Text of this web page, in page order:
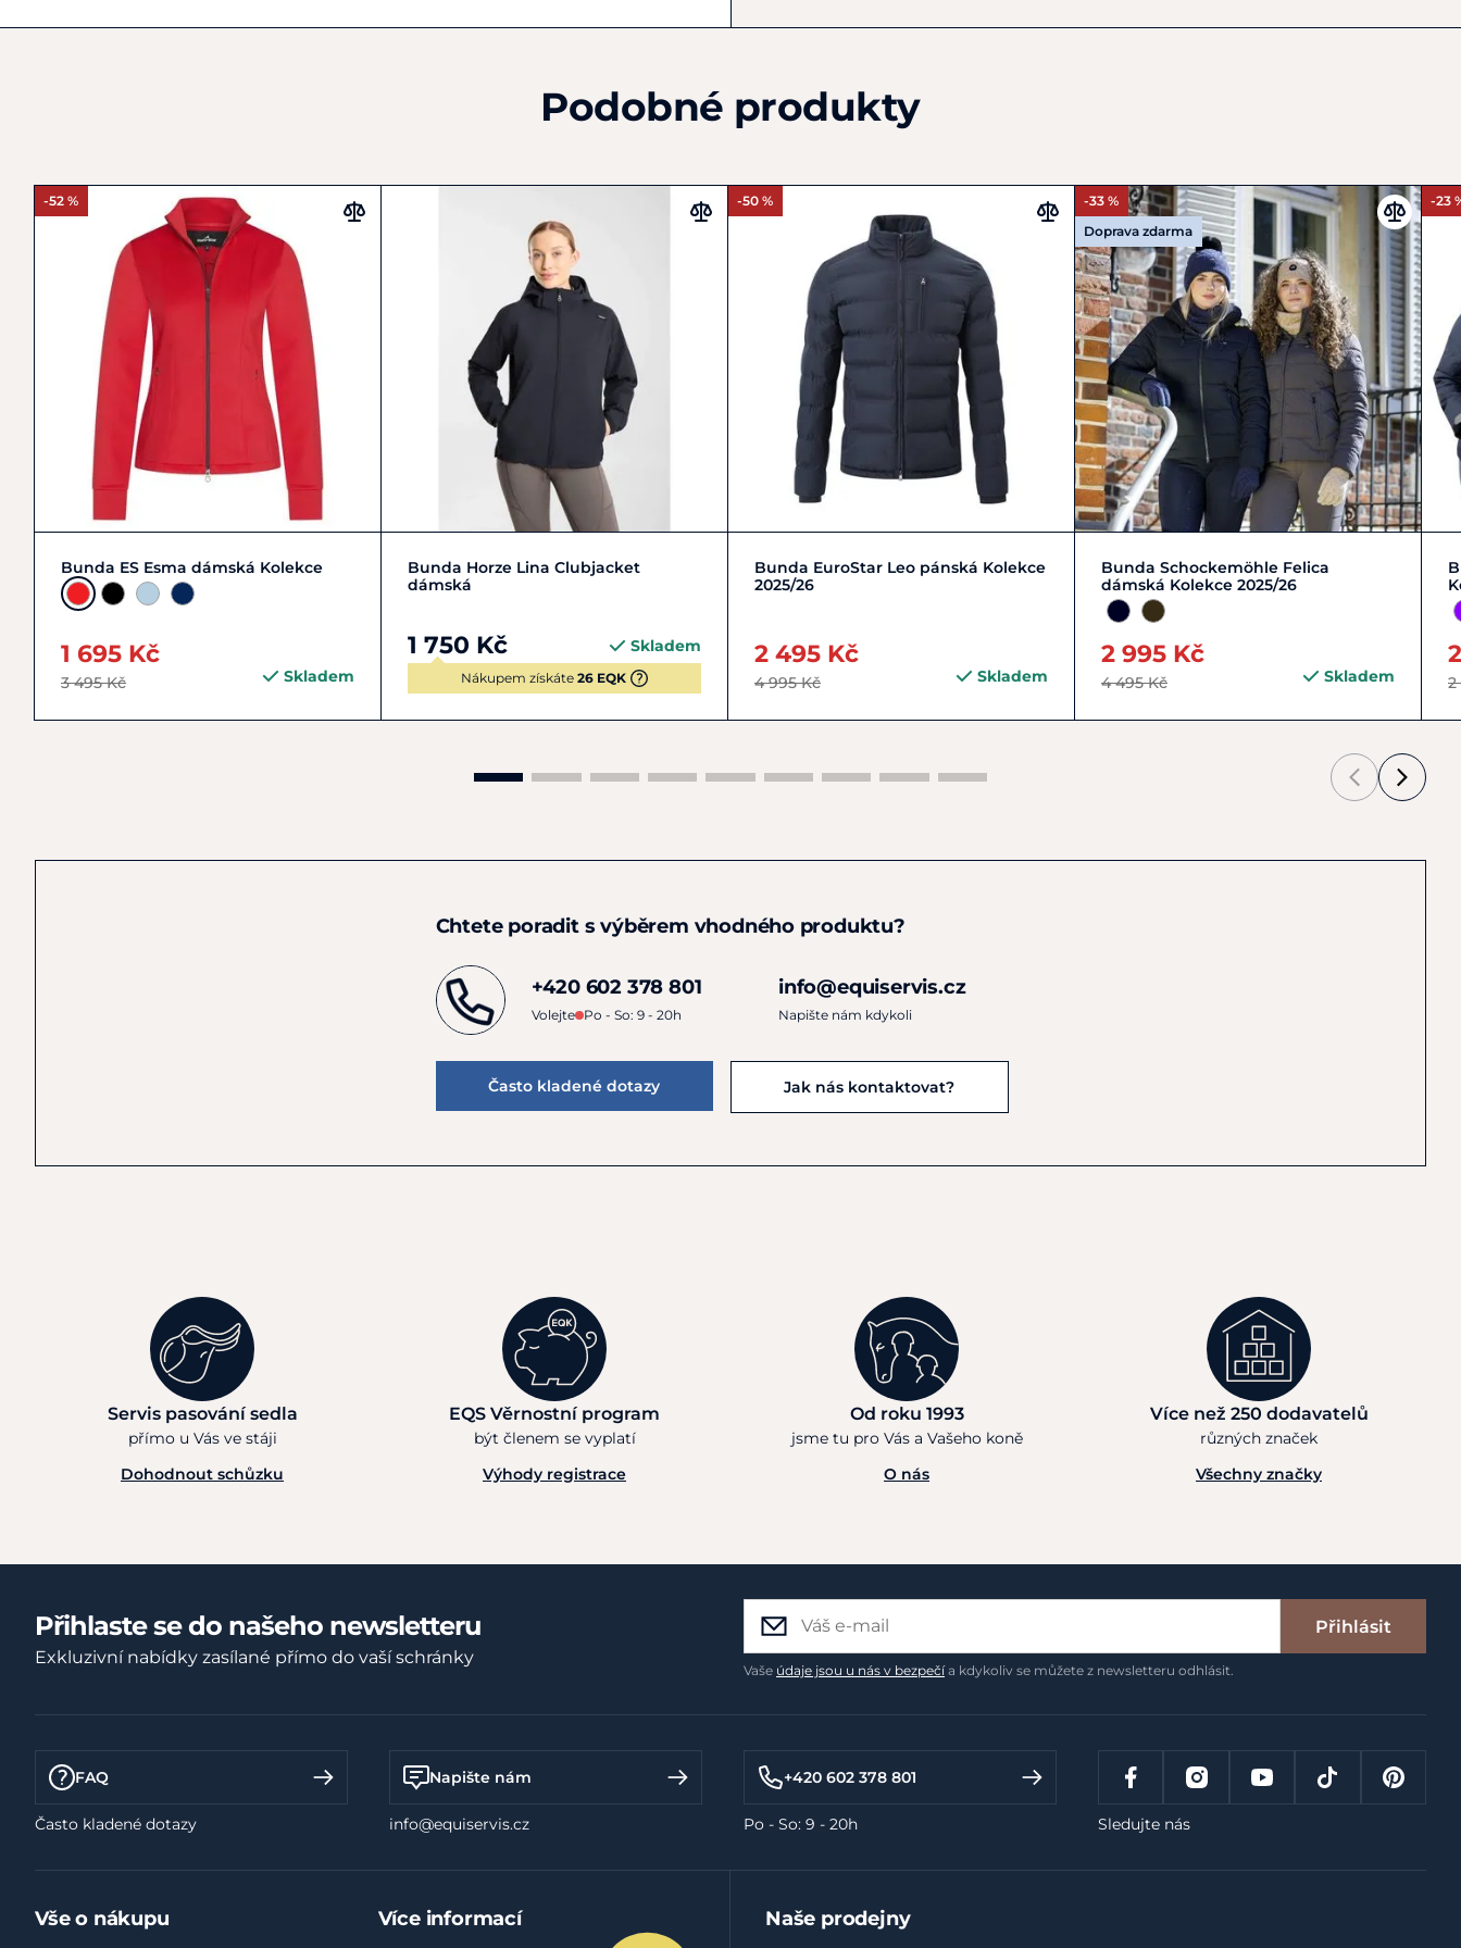
Pokyny k péči: Lze prát na 30 °C se zapnutými zipy. Nepoužívat aviváž, nebělit,
Podobné produkty
-52 %
L/40 M/38 S/36 XL/42 + 2
Bunda ES Esma dámská Kolekce
1 695 Kč
3 495 Kč Skladem
L/40 M/38 S/36
Bunda Horze Lina Clubjacket
dámská
1 750 Kč Skladem
Nákupem získáte 26 EQK
-50 %
L/50 M/48
Bunda EuroStar Leo pánská Kolekce
2025/26
2 495 Kč
4 995 Kč Skladem
-33 %
Doprava zdarma
Zobrazit detail
Bunda Schockemöhle Felica
dámská Kolekce 2025/26
2 995 Kč
4 495 Kč Skladem
-23
2
Chtete poradit s výběrem vhodného produktu?
+420 602 378 801
Volejte Po - So: 9 - 20h
info@equiservis.cz
Napište nám kdykoli
Často kladené dotazy Jak nás kontaktovat?
Servis pasování sedla
přímo u Vás ve stáji
Dohodnout schůzku
EQS Věrnostní program
být členem se vyplatí
Výhody registrace
Od roku 1993
jsme tu pro Vás a Vašeho koně
O nás
Více než 250 dodavatelů
různých značek
Všechny značky
Přihlaste se do našeho newsletteru
Exkluzivní nabídky zasílané přímo do vaší schránky
Přihlásit
Vaše údaje jsou u nás v bezpečía kdykoliv se můžete z newsletteru odhlásit.
FAQ
Často kladené dotazy
Napište nám
info@equiservis.cz
+420 602 378 801
Po - So: 9 - 20h Sledujte nás
Vše o nákupu Více informací Naše prodejny